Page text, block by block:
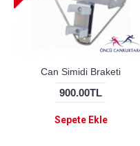
Can Simidi Braketi
900.00TL
Sepete Ekle